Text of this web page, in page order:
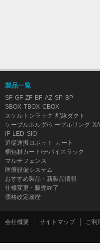
製品一覧
SF GF ZF BF AZ SP BP
SBOX TBOX CBOX
スケルトンラック 配線ダクト
ケーブルホルダ/ケーブルリング XA
IF LED SiO
追従運搬ロボット
カート
梱包材カート/デバイスラック
マルチフェンス
医療設備システム
おすすめ製品・新製品情報
仕様変更・販売終了
価格改定履歴
会社概要 サイトマップ ご利